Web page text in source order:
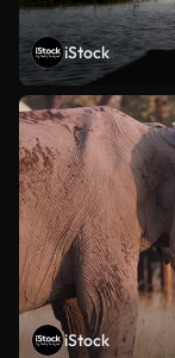
iStock
iStock